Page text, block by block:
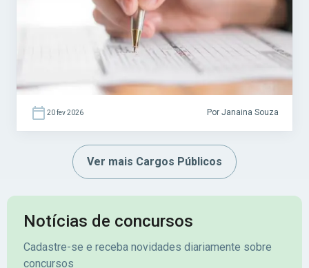
Assistência Social (CRAS) e em projetos
ligados ao SUAS (Sistema Único de
Assistência Social). Acesse agora o […]
20 fev 2026 Por Janaina Souza
Ver mais Cargos Públicos
Notícias de concursos
Cadastre-se e receba novidades diariamente sobre
concursos